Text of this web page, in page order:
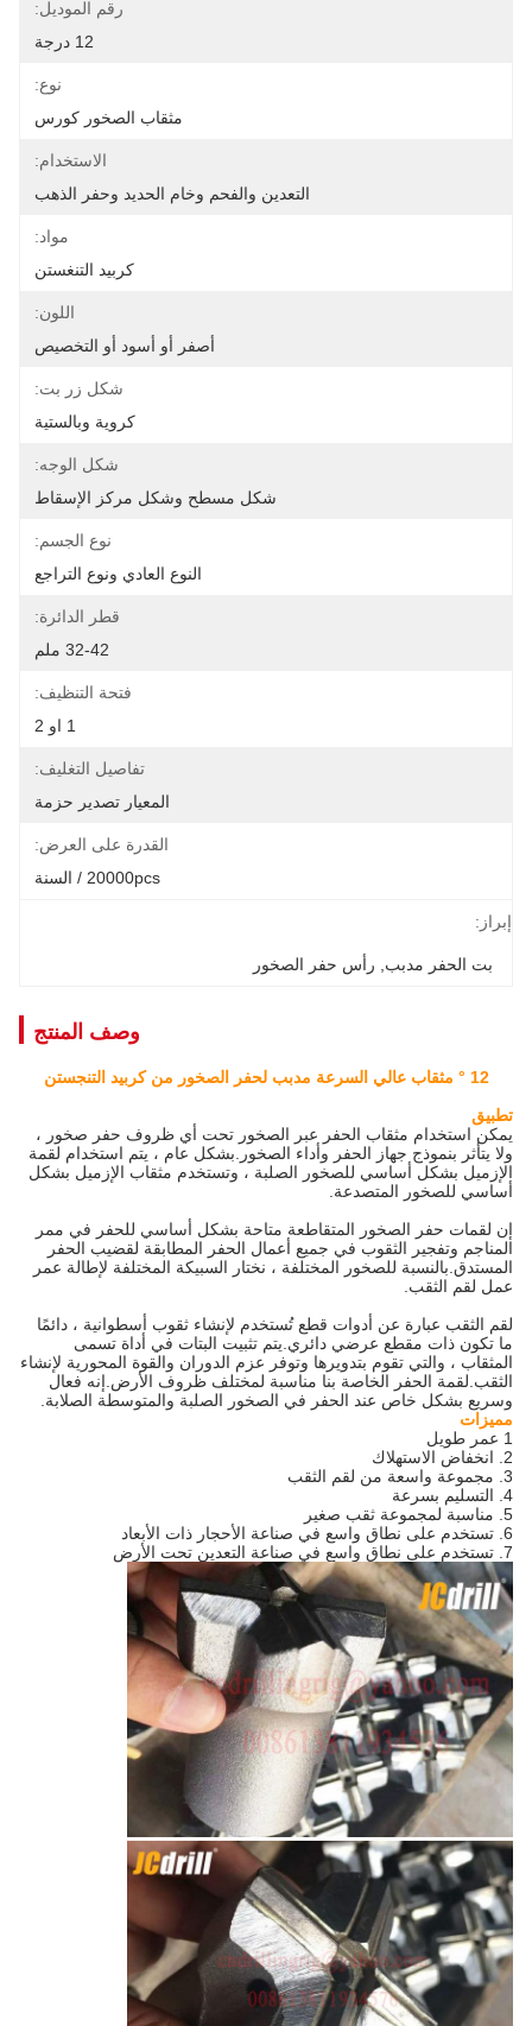
رقم الموديل:
12 درجة
نوع:
مثقاب الصخور كورس
الاستخدام:
التعدين والفحم وخام الحديد وحفر الذهب
مواد:
كربيد التنغستن
اللون:
أصفر أو أسود أو التخصيص
شكل زر بت:
كروية وبالستية
شكل الوجه:
شكل مسطح وشكل مركز الإسقاط
نوع الجسم:
النوع العادي ونوع التراجع
قطر الدائرة:
32-42 ملم
فتحة التنظيف:
تفاصيل التغليف:
المعيار تصدير حزمة
القدرة على العرض:
20000pcs / السنة
إبراز:
بت الحفر مدبب, رأس حفر الصخور
وصف المنتج
12 ° مثقاب عالي السرعة مدبب لحفر الصخور من كربيد التنجستن
تطبيق
يمكن استخدام مثقاب الحفر عبر الصخور تحت أي ظروف حفر صخور ،
ولا يتأثر بنموذج جهاز الحفر وأداء الصخور.بشكل عام ، يتم استخدام لقمة
الإزميل بشكل أساسي للصخور الصلبة ، وتستخدم مثقاب الإزميل بشكل
أساسي للصخور المتصدعة.
إن لقمات حفر الصخور المتقاطعة متاحة بشكل أساسي للحفر في ممر
المناجم وتفجير الثقوب في جميع أعمال الحفر المطابقة لقضيب الحفر
المستدق.بالنسبة للصخور المختلفة ، نختار السبيكة المختلفة لإطالة عمر
عمل لقم الثقب.
لقم الثقب عبارة عن أدوات قطع تُستخدم لإنشاء ثقوب أسطوانية ، دائمًا
ما تكون ذات مقطع عرضي دائري.يتم تثبيت البتات في أداة تسمى
المثقاب ، والتي تقوم بتدويرها وتوفر عزم الدوران والقوة المحورية لإنشاء
الثقب.لقمة الحفر الخاصة بنا مناسبة لمختلف ظروف الأرض.إنه فعال
وسريع بشكل خاص عند الحفر في الصخور الصلبة والمتوسطة الصلابة.
مميزات
4. التسليم بسرعة
5. مناسبة لمجموعة ثقب صغير